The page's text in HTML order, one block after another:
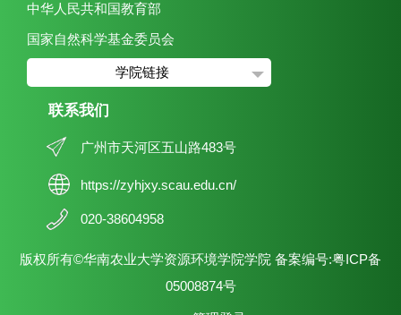
中华人民共和国教育部
国家自然科学基金委员会
学院链接
联系我们
广州市天河区五山路483号
https://zyhjxy.scau.edu.cn/
020-38604958
版权所有©华南农业大学资源环境学院学院 备案编号:粤ICP备
05008874号